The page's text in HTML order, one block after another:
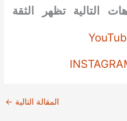
التالية تظهر الثقة
المقالة التالية ←